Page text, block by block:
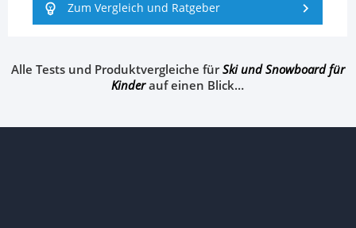
Zum Vergleich und Ratgeber
Alle Tests und Produktvergleiche fürSki und Snowboard für
Kinderauf einen Blick…